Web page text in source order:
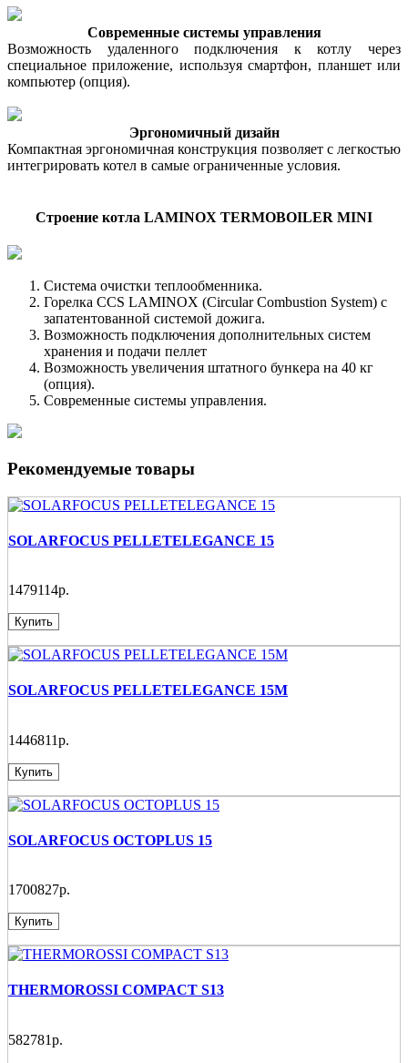
Современные системы управления
Возможность удаленного подключения к котлу через
специальное приложение, используя смартфон, планшет или
компьютер (опция).
Эргономичный дизайн
Компактная эргономичная конструкция позволяет с легкостью
интегрировать котел в самые ограниченные условия.
Строение котла LAMINOX TERMOBOILER MINI
Система очистки теплообменника.
Горелка CCS LAMINOX (Circular Combustion System) с
запатентованной системой дожига.
Возможность подключения дополнительных систем
хранения и подачи пеллет
Возможность увеличения штатного бункера на 40 кг
(опция).
Современные системы управления.
Рекомендуемые товары
SOLARFOCUS PELLETELEGANCE 15
1479114р.
Купить
SOLARFOCUS PELLETELEGANCE 15M
1446811р.
Купить
SOLARFOCUS OCTOPLUS 15
1700827р.
Купить
THERMOROSSI COMPACT S13
582781р.